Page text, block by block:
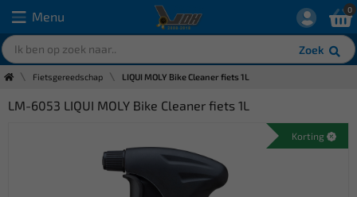
Menu
Zoek
0
Fietsgereedschap LIQUI MOLY Bike Cleaner fiets 1L
LM-6053 LIQUI MOLY Bike Cleaner fiets 1L
Korting